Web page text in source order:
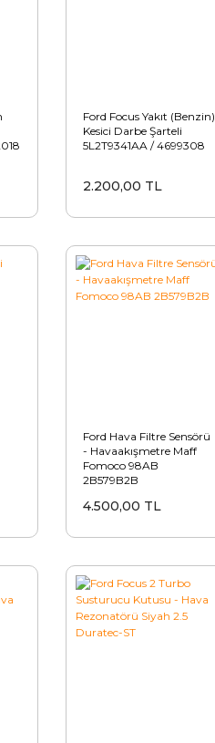
Ford Focus Yakıt (Benzin)
Kesici Darbe Şarteli
5L2T9341AA / 4699308
2.200,00 TL
Ford Hava Filtre Sensörü
- Havaakışmetre Maff
Fomoco 98AB
2B579B2B
4.500,00 TL